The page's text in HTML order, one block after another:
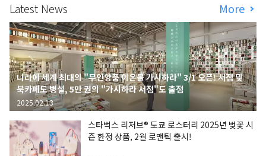
Latest News More
나라에 세계 최대의 "무인양품 이온몰 가시하라" 3/1 오픈! 서점 및
북카페도 병설, 5만 권의 "가시하라 서점"도 출점
2025.02.13
스타벅스 리저브® 도쿄 로스터리 2025년 벚꽃 시
즌 한정 상품, 2월 로맨틱 출시!